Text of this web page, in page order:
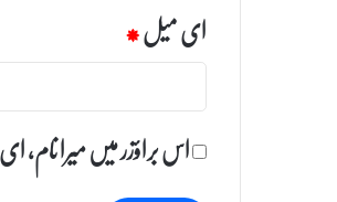
ای میل*
اس براؤزر میں میرا